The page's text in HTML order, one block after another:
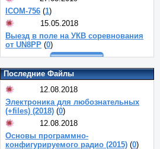
ICOM-756 (1)
15.05.2018
Выезд в поле на УКВ соревнования
от UN8PP (0)
Последние Файлы
12.08.2018
Электроника для любознательных
(+files) (2018) (0)
12.08.2018
Основы программно-
конфигурируемого радио (2015) (0)